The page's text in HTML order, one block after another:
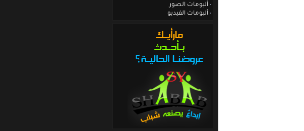
ألبومات الصور
ألبومات الفيديو